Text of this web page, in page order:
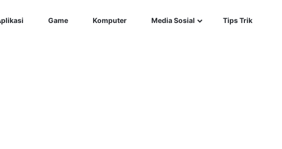
Game Komputer Media Sosial Tips Trik